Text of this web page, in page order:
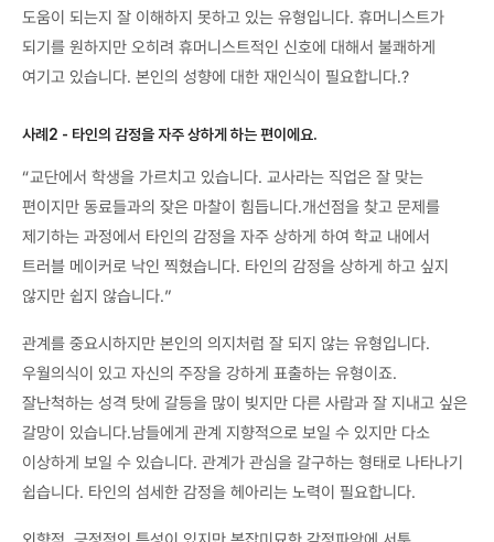
도움이 되는지 잘 이해하지 못하고 있는 유형입니다. 휴머니스트가
되기를 원하지만 오히려 휴머니스트적인 신호에 대해서 불쾌하게
여기고 있습니다. 본인의 성향에 대한 재인식이 필요합니다.?
사례2 - 타인의 감정을 자주 상하게 하는 편이에요.
“교단에서 학생을 가르치고 있습니다. 교사라는 직업은 잘 맞는
편이지만 동료들과의 잦은 마찰이 힘듭니다.개선점을 찾고 문제를
제기하는 과정에서 타인의 감정을 자주 상하게 하여 학교 내에서
트러블 메이커로 낙인 찍혔습니다. 타인의 감정을 상하게 하고 싶지
않지만 쉽지 않습니다.”
관계를 중요시하지만 본인의 의지처럼 잘 되지 않는 유형입니다.
우월의식이 있고 자신의 주장을 강하게 표출하는 유형이죠.
잘난척하는 성격 탓에 갈등을 많이 빚지만 다른 사람과 잘 지내고 싶은
갈망이 있습니다.남들에게 관계 지향적으로 보일 수 있지만 다소
이상하게 보일 수 있습니다. 관계가 관심을 갈구하는 형태로 나타나기
쉽습니다. 타인의 섬세한 감정을 헤아리는 노력이 필요합니다.